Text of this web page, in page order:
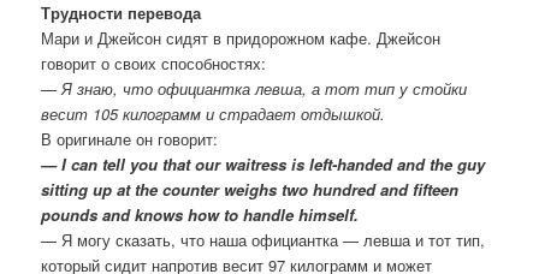
Трудности перевода
Мари и Джейсон сидят в придорожном кафе. Джейсон
говорит о своих способностях:
— Я знаю, что официантка левша, а тот тип у стойки
весит 105 килограмм и страдает отдышкой.
В оригинале он говорит:
— I can tell you that our waitress is left-handed and the guy
sitting up at the counter weighs two hundred and fifteen
pounds and knows how to handle himself.
— Я могу сказать, что наша официантка — левша и тот тип,
который сидит напротив весит 97 килограмм и может